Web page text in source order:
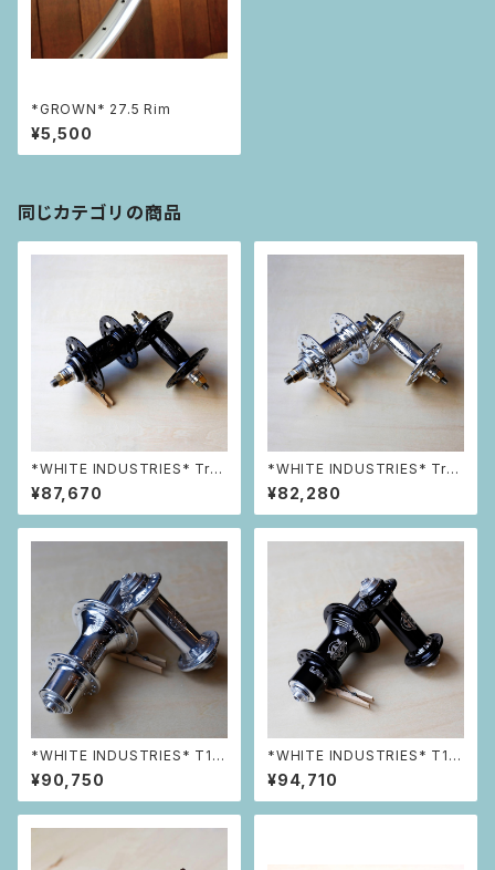
*GROWN* 27.5 Rim
¥5,500
同じカテゴリの商品
*WHITE INDUSTRIES* Trac
k Hub 前後セット (32h Black)
¥87,670
*WHITE INDUSTRIES* Trac
k Hub 前後セット (32h Silve
r)
¥82,280
*WHITE INDUSTRIES* T11
前後セット (32h Silver)
¥90,750
*WHITE INDUSTRIES* T11
前後セット (28h Black)
¥94,710